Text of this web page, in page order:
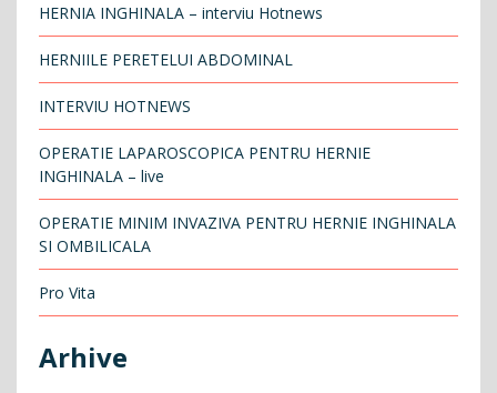
HERNIA INGHINALA – interviu Hotnews
HERNIILE PERETELUI ABDOMINAL
INTERVIU HOTNEWS
OPERATIE LAPAROSCOPICA PENTRU HERNIE
INGHINALA – live
OPERATIE MINIM INVAZIVA PENTRU HERNIE INGHINALA
SI OMBILICALA
Pro Vita
Arhive